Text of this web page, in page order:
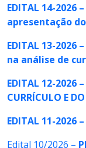
EDITAL 14-2026
apresentação
EDITAL 13-
na análise de
EDITAL 12-2026 –
CURRÍCULO E
EDITAL 11-2026
Edital 10/2026 –